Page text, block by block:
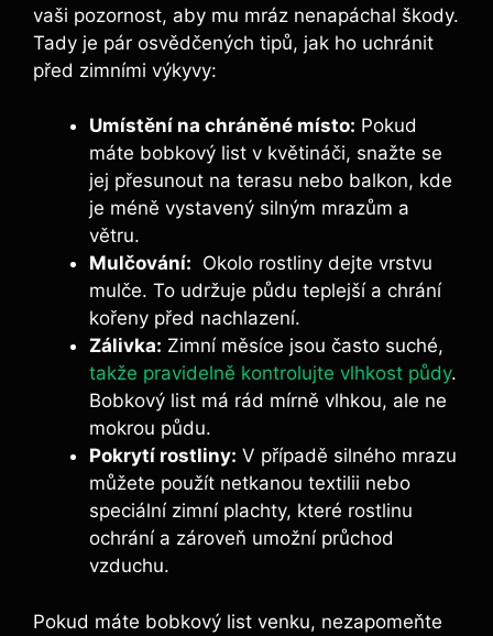
vaši pozornost, aby mu mráz nenapáchal škody.
Tady je pár osvědčených tipů, jak ho uchránit
před ⁤zimními výkyvy:
Umístění⁤ na‌ chráněné místo: Pokud
máte bobkový list v květináči, snažte se
jej přesunout na terasu nebo balkon,⁤ kde⁤
je méně ‌vystavený silným⁢ mrazům a
větru.
Mulčování: ‌ Okolo⁤ rostliny dejte ⁤vrstvu
mulče. To udržuje půdu teplejší a chrání⁢
kořeny před nachlazení.
Zálivka: Zimní⁣ měsíce jsou často suché,
takže pravidelně kontrolujte vlhkost půdy.
Bobkový list má rád mírně vlhkou, ale ne
⁣mokrou půdu.
Pokrytí rostliny: V případě silného ‌mrazu
​můžete použít netkanou textilii nebo
speciální zimní plachty, které rostlinu
ochrání a zároveň umožní průchod ​
vzduchu.
Pokud⁤ máte bobkový⁤ list venku, nezapomeňte